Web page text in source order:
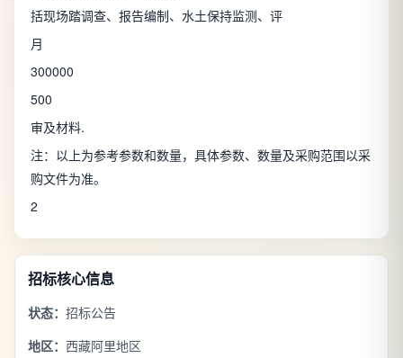
括现场踏调查、报告编制、水土保持监测、评
月
300000
500
审及材料.
注：以上为参考参数和数量，具体参数、数量及采购范围以采
购文件为准。
2
招标核心信息
状态： 招标公告
地区： 西藏阿里地区